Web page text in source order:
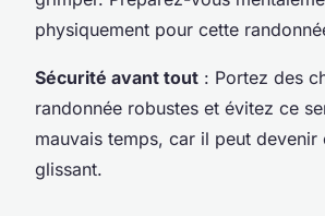
physiquement pour cette
Sécurité avant tout : Portez des
randonnée robustes et évitez ce
mauvais temps, car il peut devenir
glissant.